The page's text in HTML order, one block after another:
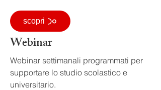
scopri
Webinar
Webinar settimanali programmati per
supportare lo studio scolastico e
universitario.